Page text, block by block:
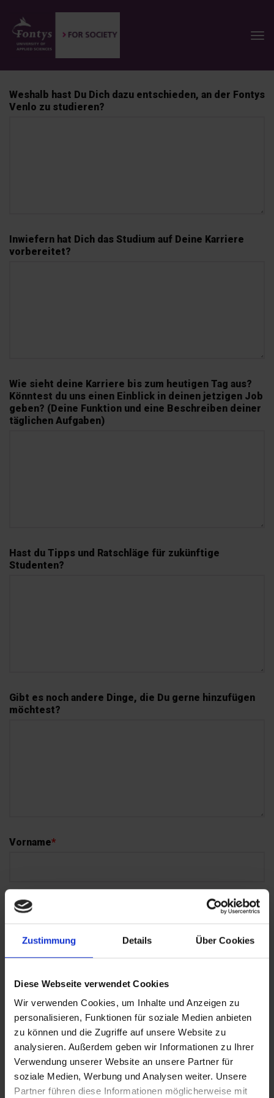
Zustimmung Details Über Cookies
Diese Webseite verwendet Cookies
Wir verwenden Cookies, um Inhalte und Anzeigen zu
personalisieren, Funktionen für soziale Medien anbieten
zu können und die Zugriffe auf unsere Website zu
analysieren. Außerdem geben wir Informationen zu Ihrer
Verwendung unserer Website an unsere Partner für
soziale Medien, Werbung und Analysen weiter. Unsere
Partner führen diese Informationen möglicherweise mit
Weshalb hast Du Dich dazu entschieden, an der Fontys
Venlo zu studieren?
Inwiefern hat Dich das Studium auf Deine Karriere
vorbereitet?
Wie sieht deine Karriere bis zum heutigen Tag aus?
Könntest du uns einen Einblick in deinen jetzigen Job
geben? (Deine Funktion und eine Beschreiben deiner
täglichen Aufgaben)
Hast du Tipps und Ratschläge für zukünftige
Studenten?
Gibt es noch andere Dinge, die Du gerne hinzufügen
möchtest?
Vorname*
Nachname
E-Mail Adresse*
Derzeitiger Unternehmen, Abteilung und Jobtitel*
Alumnus von Studiengang*